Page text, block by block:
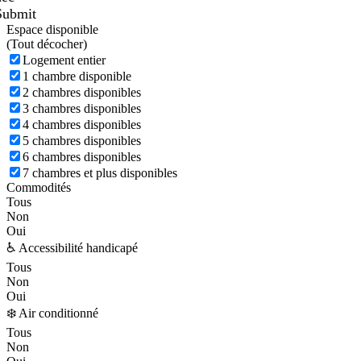
Espace disponible
(Tout décocher)
Logement entier
1 chambre disponible
2 chambres disponibles
3 chambres disponibles
4 chambres disponibles
5 chambres disponibles
6 chambres disponibles
7 chambres et plus disponibles
Commodités
Tous
Non
Oui
♿ Accessibilité handicapé
Tous
Non
Oui
❄️ Air conditionné
Tous
Non